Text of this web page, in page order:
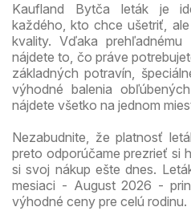
Kaufland Bytča leták je
každého, kto chce ušetriť,
kvality. Vďaka
nájdete to, čo práve
základných potravín,
výhodné balenia
nájdete všetko na jednom
Nezabudnite, že platnosť
preto odporúčame prezrieť si
si svoj nákup ešte dnes.
mesiaci - August 2026 -
výhodné ceny pre celú rodinu.